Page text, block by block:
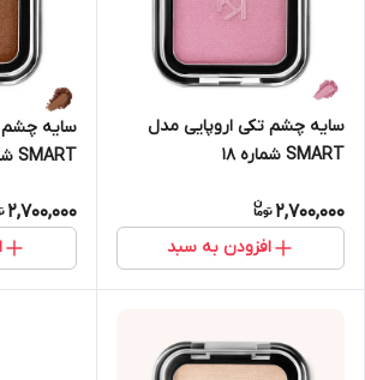
سایه چشم تکی اروپایی مدل
SMART شماره 18
2,700,000
افزودن به سبد
سایه چشم
SMART شماره 03
2,700,000